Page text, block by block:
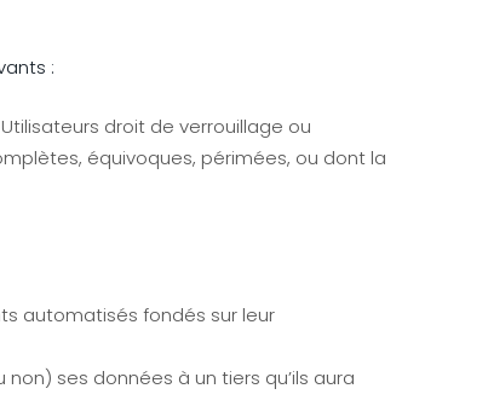
:
droit de verrouillage ou
équivoques, périmées, ou dont la
automatisés fondés sur leur
ses données à un tiers qu’ils aura